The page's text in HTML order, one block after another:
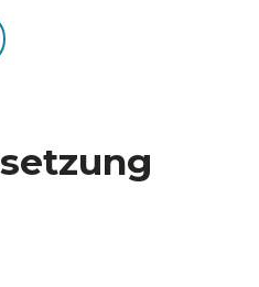
erweitert.
und Meißel. Alle